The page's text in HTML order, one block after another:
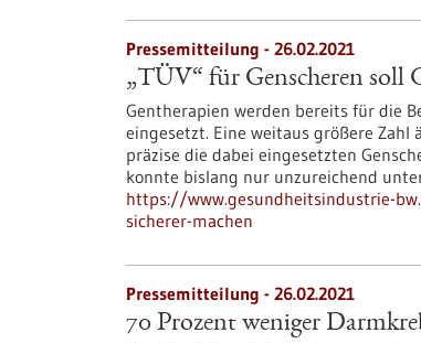
Pressemitteilung - 26.02.2021
„TÜV“ für Genscheren soll
Gentherapien werden bereits für die
eingesetzt. Eine weitaus größere
präzise die dabei eingesetzten
konnte bislang nur unzureichend
https://www.gesundheitsindustrie-
sicherer-machen
Pressemitteilung - 26.02.2021
70 Prozent weniger